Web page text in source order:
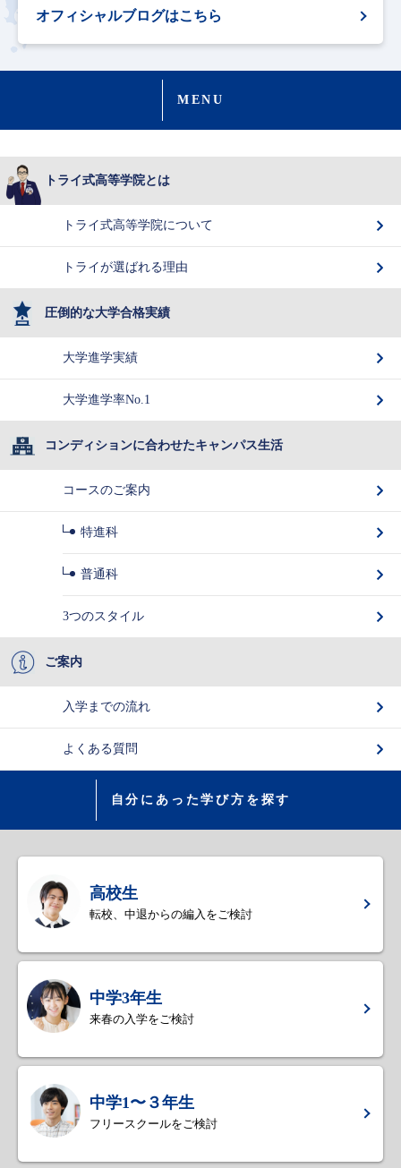
オフィシャルブログはこちら
MENU
トライ式高等学院とは
トライ式高等学院について
トライが選ばれる理由
圧倒的な大学合格実績
大学進学実績
大学進学率No.1
コンディションに合わせたキャンパス生活
コースのご案内
特進科
普通科
3つのスタイル
ご案内
入学までの流れ
よくある質問
自分にあった学び方を探す
高校生
転校、中退からの編入をご検討
中学3年生
来春の入学をご検討
中学1〜３年生
フリースクールをご検討